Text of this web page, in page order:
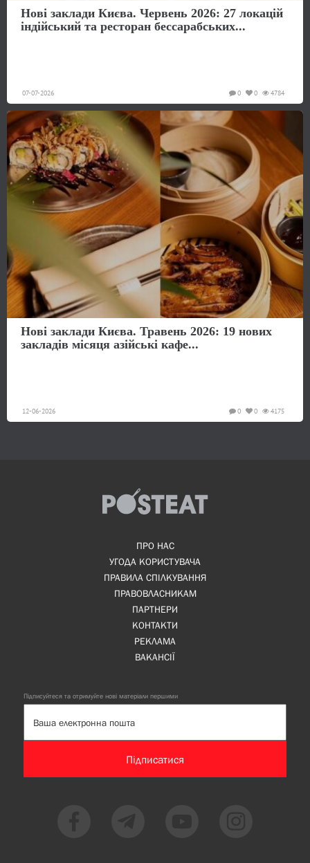
Нові заклади Києва. Червень 2026: 27 локацій
індійський та ресторан бессарабських...
07-07-2026 4784
0
0
Нові заклади Києва. Травень 2026: 19 нових
закладів місяця азійські кафе...
12-06-2026 4175
0
0
ПРО НАС
УГОДА КОРИСТУВАЧА
ПРАВИЛА СПІЛКУВАННЯ
ПРАВОВЛАСНИКАМ
ПАРТНЕРИ
КОНТАКТИ
РЕКЛАМА
ВАКАНСІЇ
Підписуйтеся та отримуйте нові матеріали першими
Підписатися